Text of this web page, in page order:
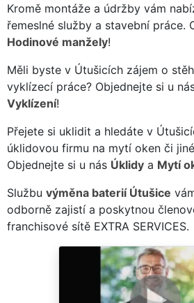
Kromě montáže a údržby vám
řemeslné služby a stavební práce.
Hodinové manžely!
Měli byste v Útušicích zájem o
vyklízecí práce? Objednejte si u
Vyklízení!
Přejete si uklidit a hledáte v
úklidovou firmu na mytí oken či
Objednejte si u nás Úklidy a Mytí
Službu výměna baterií Útušice
odborně zajistí a poskytnou
franchisové sítě EXTRA SERVICES.